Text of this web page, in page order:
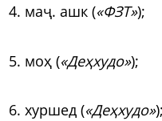
4. маҷ. ашк («ФЗТ»);
5. моҳ («Деҳхудо»);
6. хуршед («Деҳхудо»);